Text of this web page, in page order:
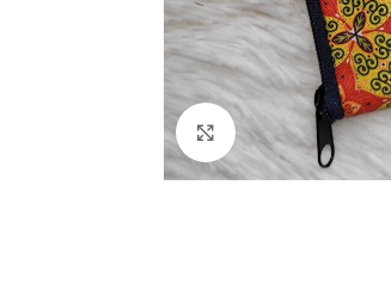
Clic para ampliar